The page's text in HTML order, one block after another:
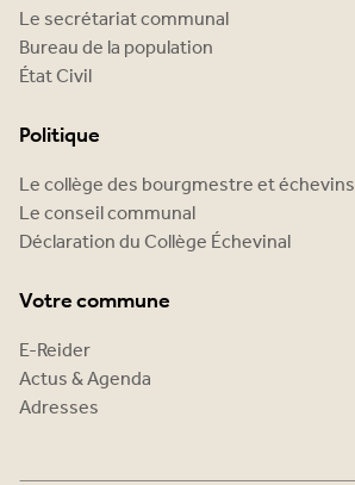
Le secrétariat communal
Bureau de la population
État Civil
Politique
Le collège des bourgmestre et échevins
Le conseil communal
Déclaration du Collège Échevinal
Votre commune
E-Reider
Actus & Agenda
Adresses